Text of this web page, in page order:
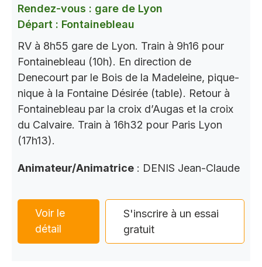
Rendez-vous : gare de Lyon
Départ : Fontainebleau
RV à 8h55 gare de Lyon. Train à 9h16 pour
Fontainebleau (10h). En direction de
Denecourt par le Bois de la Madeleine, pique-
nique à la Fontaine Désirée (table). Retour à
Fontainebleau par la croix d’Augas et la croix
du Calvaire. Train à 16h32 pour Paris Lyon
(17h13).
Animateur/Animatrice : DENIS Jean-Claude
Voir le
détail
S'inscrire à un essai
gratuit